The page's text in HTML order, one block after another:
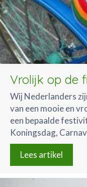
Vrolijk op de
Wij Nederlanders
van een mooie en
een bepaalde
Koningsdag,
Lees artikel